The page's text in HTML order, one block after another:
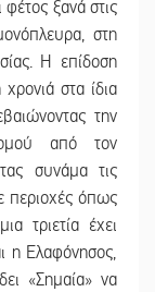
ξανά στις
στη
Η επίδοση
στα ίδια
την
από τον
συνάμα τις
περιοχές όπως
τριετία έχει
η Ελαφόνησος,
«Σημαία» να